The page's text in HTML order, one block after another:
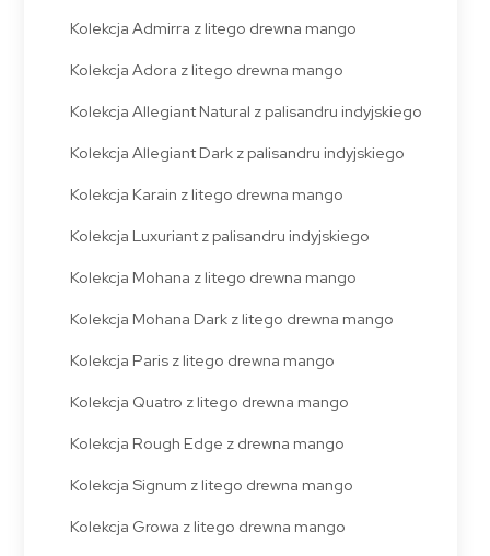
Kolekcja Admirra z litego drewna mango
Kolekcja Adora z litego drewna mango
Kolekcja Allegiant Natural z palisandru indyjskiego
Kolekcja Allegiant Dark z palisandru indyjskiego
Kolekcja Karain z litego drewna mango
Kolekcja Luxuriant z palisandru indyjskiego
Kolekcja Mohana z litego drewna mango
Kolekcja Mohana Dark z litego drewna mango
Kolekcja Paris z litego drewna mango
Kolekcja Quatro z litego drewna mango
Kolekcja Rough Edge z drewna mango
Kolekcja Signum z litego drewna mango
Kolekcja Growa z litego drewna mango